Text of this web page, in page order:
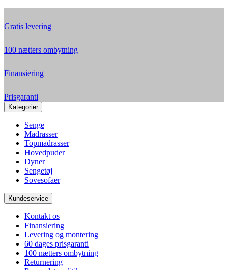
Gratis levering
100 nætters ombytning
Finansiering
Prisgaranti
Kategorier
Senge
Madrasser
Topmadrasser
Hovedpuder
Dyner
Sengetøj
Sovesofaer
Kundeservice
Kontakt os
Finansiering
Levering og montering
60 dages prisgaranti
100 nætters ombytning
Returnering